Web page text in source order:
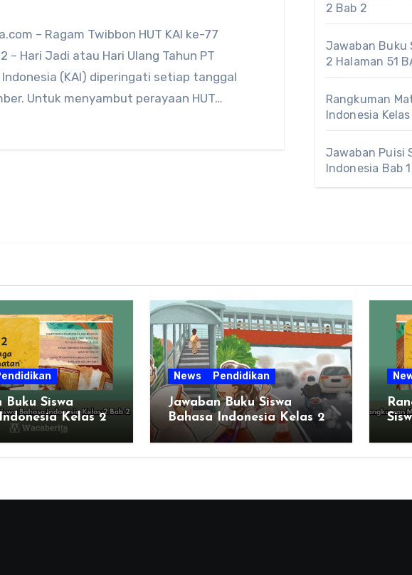
– Ragam Twibbon HUT KAI ke-77
– Hari Jadi atau Hari Ulang Tahun PT
(KAI) diperingati setiap tanggal
Untuk menyambut perayaan HUT…
2 Bab 2
Jawaban Buku
2 Halaman 51
Rangkuman
Indonesia
Jawaban Puisi
Indonesia Bab 1
Buku Siswa
Kelas 2
News Pendidikan
Jawaban Buku Siswa
Bahasa Indonesia Kelas 2
Halaman 51 BAB 2